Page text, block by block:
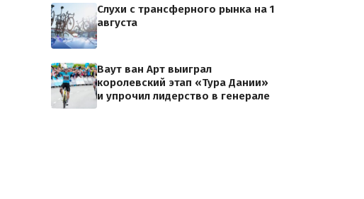
Слухи с трансферного рынка на 1
августа
Ваут ван Арт выиграл
королевский этап «Тура Дании»
и упрочил лидерство в генерале